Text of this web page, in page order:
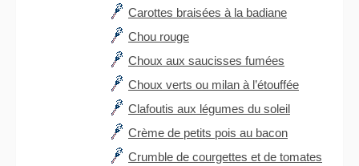
Carottes braisées à la badiane
Chou rouge
Choux aux saucisses fumées
Choux verts ou milan à l’étouffée
Clafoutis aux légumes du soleil
Crème de petits pois au bacon
Crumble de courgettes et de tomates